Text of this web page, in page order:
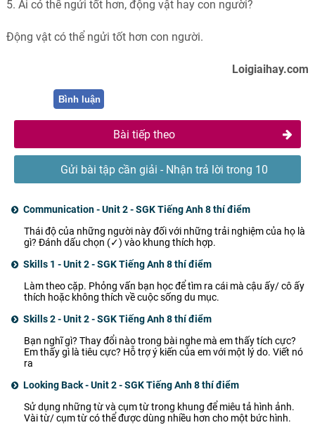
5. Ai có thể ngửi tốt hơn, động vật hay con người?
Động vật có thể ngửi tốt hơn con người.
Loigiaihay.com
Bình luận
Bài tiếp theo
Gửi bài tập cần giải - Nhận trả lời trong 10
Communication - Unit 2 - SGK Tiếng Anh 8 thí điểm
Thái độ của những người này đối với những trải nghiệm của họ là
gì? Đánh dấu chọn (✓) vào khung thích hợp.
Skills 1 - Unit 2 - SGK Tiếng Anh 8 thí điểm
Làm theo cặp. Phỏng vấn bạn học để tìm ra cái mà cậu ấy/ cô ấy
thích hoặc không thích về cuộc sống du mục.
Skills 2 - Unit 2 - SGK Tiếng Anh 8 thí điểm
Bạn nghĩ gì? Thay đổi nào trong bài nghe mà em thấy tích cực?
Em thấy gì là tiêu cực? Hỗ trợ ý kiến của em với một lý do. Viết nó
ra
Looking Back - Unit 2 - SGK Tiếng Anh 8 thí điểm
Sử dụng những từ và cụm từ trong khung để miêu tả hình ảnh.
Vài từ/ cụm từ có thể được dùng nhiều hơn cho một bức hình.